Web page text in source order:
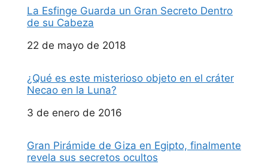
La Esfinge Guarda un Gran Secreto Dentro
de su Cabeza
Fecha
22 de mayo de 2018
¿Qué es este misterioso objeto en el cráter
Necao en la Luna?
Fecha
3 de enero de 2016
Gran Pirámide de Giza en Egipto, finalmente
revela sus secretos ocultos